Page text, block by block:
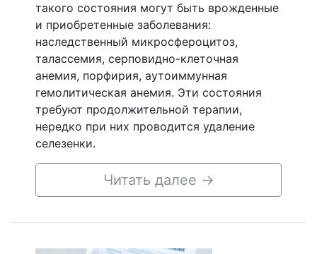
такого состояния могут быть врожденные
и приобретенные заболевания:
наследственный микросфероцитоз,
талассемия, серповидно-клеточная
анемия, порфирия, аутоиммунная
гемолитическая анемия. Эти состояния
требуют продолжительной терапии,
нередко при них проводится удаление
селезенки.
Читать далее →